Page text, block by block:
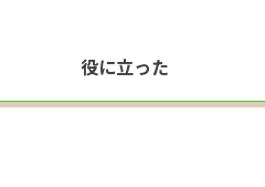
役に立った